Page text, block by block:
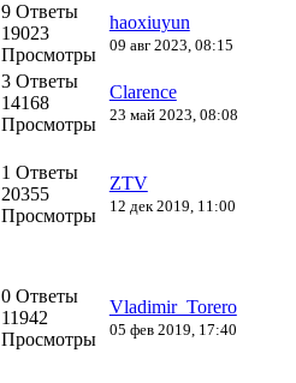
9 Ответы
19023
Просмотры
haoxiuyun
09 авг 2023, 08:15
3 Ответы
14168
Просмотры
Clarence
23 май 2023, 08:08
1 Ответы
20355
Просмотры
ZTV
12 дек 2019, 11:00
0 Ответы
11942
Просмотры
Vladimir_Torero
05 фев 2019, 17:40